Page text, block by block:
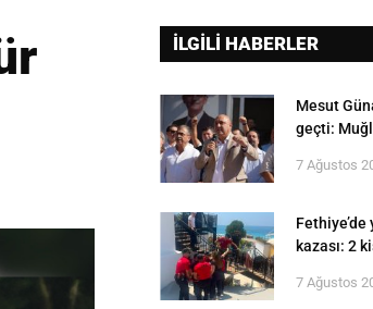
İLGİLİ HABERLER
Mesut
geçti:
7 Ağustos
kazası: 2
7 Ağustos